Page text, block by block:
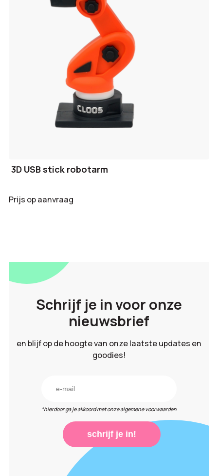
3D USB stick robotarm
Prijs op aanvraag
Schrijf je in voor onze
nieuwsbrief
en blijf op de hoogte van onze laatste updates en
goodies!
*hierdoor ga je akkoord met onze algemene voorwaarden
schrijf je in!